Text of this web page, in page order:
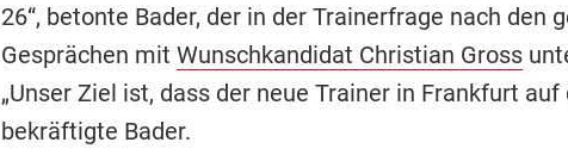
26“, betonte Bader, der in der Trainerfrage nach den
Gesprächen mit Wunschkandidat Christian Gross
„Unser Ziel ist, dass der neue Trainer in Frankfurt auf
bekräftigte Bader.